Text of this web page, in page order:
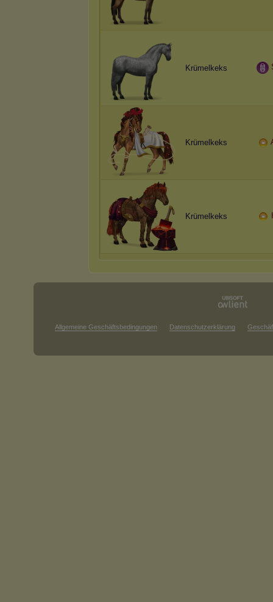
Krümelkeks
Krümelkeks
Krümelkeks
Allgemeine Geschäftsbedingungen Datenschutzerklärung